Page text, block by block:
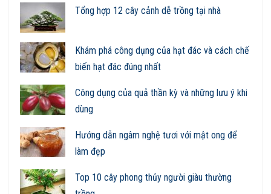
Tổng hợp 12 cây cảnh dễ trồng tại nhà
Khám phá công dụng của hạt đác và cách chế
biến hạt đác đúng nhất
Công dụng của quả thần kỳ và những lưu ý khi
dùng
Hướng dẫn ngâm nghệ tươi với mật ong để
làm đẹp
Top 10 cây phong thủy người giàu thường